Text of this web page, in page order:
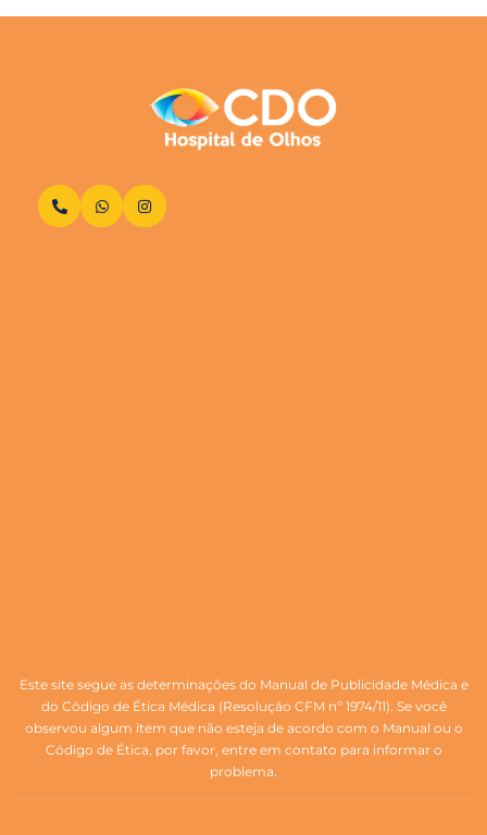
Este site segue as determinações do Manual de Publicidade Médica e
do Código de Ética Médica (Resolução CFM nº 1974/11). Se você
observou algum item que não esteja de acordo com o Manual ou o
Código de Ética, por favor, entre em contato para informar o
problema.